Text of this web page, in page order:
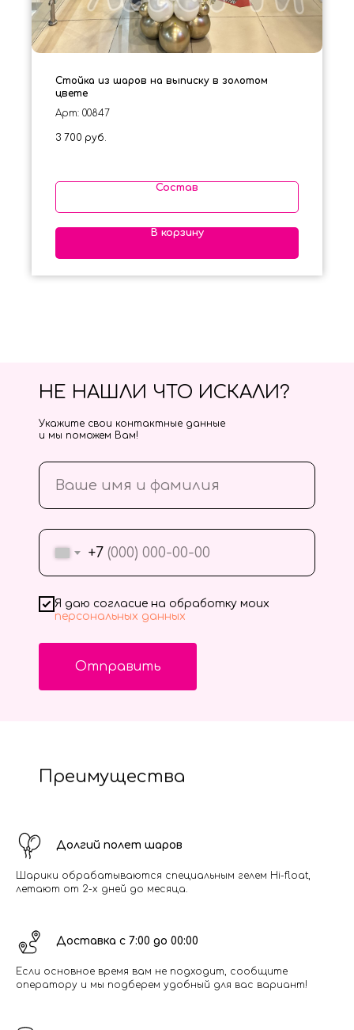
Стойка из шаров на выписку в золотом
цвете
Арт: 00847
3 700 руб.
Состав
В корзину
+7
Я даю согласие на обработку моих
персональных данных
Отправить
НЕ НАШЛИ ЧТО ИСКАЛИ?
Укажите свои контактные данные
и мы поможем Вам!
Преимущества
Долгий полет шаров
Шарики обрабатываются специальным гелем Hi-float,
летают от 2-х дней до месяца.
Доставка с 7:00 до 00:00
Если основное время вам не подходит, сообщите
оператору и мы подберем удобный для вас вариант!